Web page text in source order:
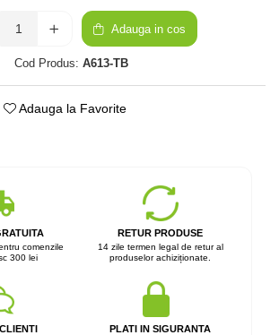
Adauga in cos
Cod Produs: A613-TB
Adauga la Favorite
comenzile
300 lei
RETUR PRODUSE
14 zile termen legal de retur al
produselor achiziționate.
PLATI IN SIGURANTA